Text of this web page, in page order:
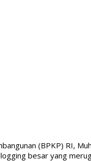
(BPKP) RI,
besar yang